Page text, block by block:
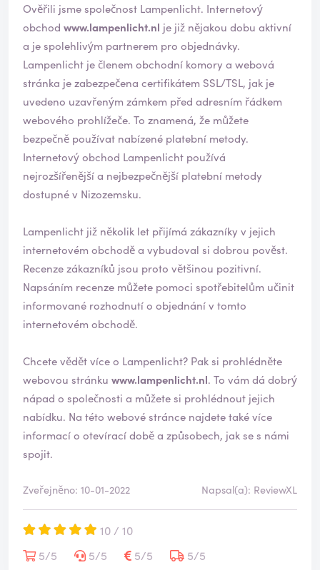
d
n
o
c
e
n
í
b
l
o
o
v
e
n
o
Ověřili jsme společnost Lampenlicht. Internetový
obchod www.lampenlicht.nl je již nějakou dobu aktivní
a je spolehlivým partnerem pro objednávky.
Lampenlicht je členem obchodní komory a webová
stránka je zabezpečena certifikátem SSL/TSL, jak je
uvedeno uzavřeným zámkem před adresním řádkem
webového prohlížeče. To znamená, že můžete
bezpečně používat nabízené platební metody.
Internetový obchod Lampenlicht používá
nejrozšířenější a nejbezpečnější platební metody
dostupné v Nizozemsku.
Lampenlicht již několik let přijímá zákazníky v jejich
internetovém obchodě a vybudoval si dobrou pověst.
Recenze zákazníků jsou proto většinou pozitivní.
Napsáním recenze můžete pomoci spotřebitelům učinit
informované rozhodnutí o objednání v tomto
internetovém obchodě.
Chcete vědět více o Lampenlicht? Pak si prohlédněte
webovou stránku www.lampenlicht.nl. To vám dá dobrý
nápad o společnosti a můžete si prohlédnout jejich
nabídku. Na této webové stránce najdete také více
informací o otevírací době a způsobech, jak se s námi
spojit.
Zveřejněno: 10-01-2022 Napsal(a): ReviewXL
10 / 10
5/5
5/5 5/5
5/5